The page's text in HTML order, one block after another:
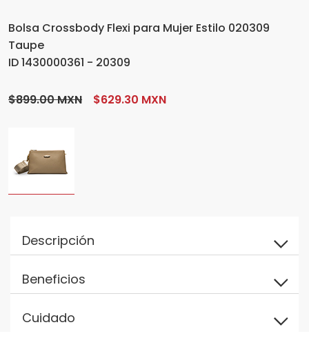
Bolsa Crossbody Flexi para Mujer Estilo 020309
Taupe
ID 1430000361 - 20309
$899.00 MXN $629.30 MXN
Descripción
Beneficios
Cuidado